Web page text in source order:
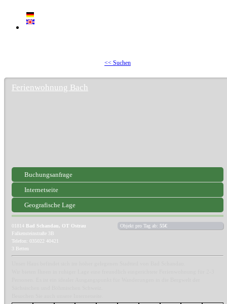
<< Suchen
Ferienwohnung Bach
Buchungsanfrage
Internetseite
Geografische Lage
01814 Bad Schandau, OT Ostrau
Falkensteinstraße 3B
Telefon: 035022 40421
3 Betten
Objekt pro Tag ab: 55€